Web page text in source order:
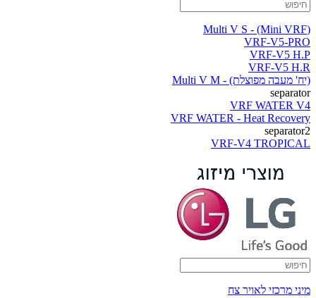
(Multi V S - (Mini VRF
VRF-V5-PRO
VRF-V5 H.P
VRF-V5 H.R
(יח' מעבה מפוצלת) - Multi V M
separator
VRF WATER V4
VRF WATER - Heat Recovery
separator2
VRF-V4 TROPICAL
מיני מרכזי לאויר צח